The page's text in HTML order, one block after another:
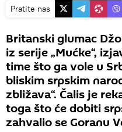
Pratite nas
Britanski glumac
iz serije „Mućke“,
time što ga vole u
bliskim srpskim
zbližava“. Čalis je
toga što će dobiti
zahvalio se Goranu